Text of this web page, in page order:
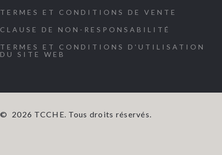
TERMES ET CONDITIONS DE VENTE
CLAUSE DE NON-RESPONSABILITÉ
TERMES ET CONDITIONS D'UTILISATION
DU SITE WEB
© 2026 TCCHE. Tous droits réservés.